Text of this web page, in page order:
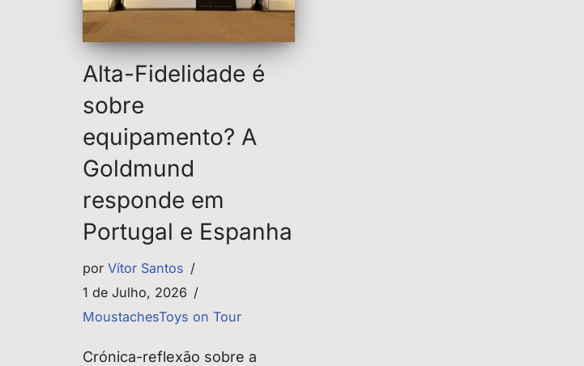
Alta-Fidelidade é
sobre
equipamento? A
Goldmund
responde em
Portugal e Espanha
por Vítor Santos
1 de Julho, 2026
MoustachesToys on Tour
Crónica-reflexão sobre a